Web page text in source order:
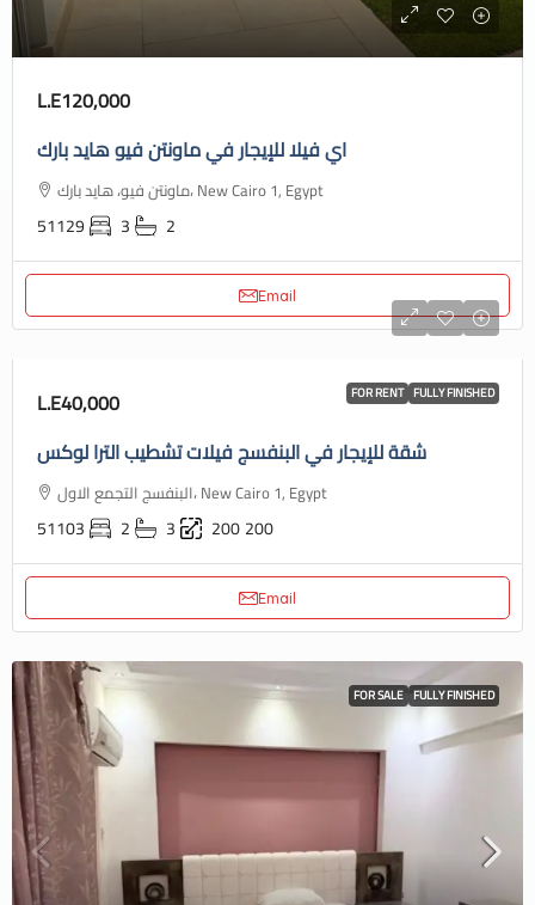
L.E120,000
اي فيلا للإيجار في ماونتن فيو هايد بارك
ماونتن فيو، هايد بارك، New Cairo 1, Egypt
51129 3 2
Email
FOR RENT FULLY FINISHED
L.E40,000
شقة للإيجار في البنفسج فيلات تشطيب الترا لوكس
البنفسج التجمع الاول، New Cairo 1, Egypt
51103 2 3 200200
Email
FOR SALE FULLY FINISHED